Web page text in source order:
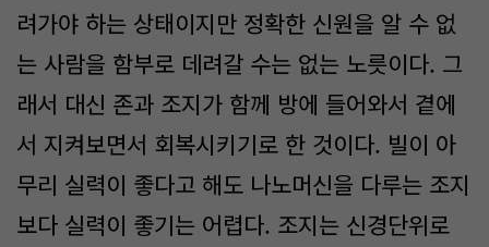
려가야 하는 상태이지만 정확한 신원을 알 수 없
는 사람을 함부로 데려갈 수는 없는 노릇이다. 그
래서 대신 존과 조지가 함께 방에 들어와서 곁에
서 지켜보면서 회복시키기로 한 것이다. 빌이 아
무리 실력이 좋다고 해도 나노머신을 다루는 조지
보다 실력이 좋기는 어렵다. 조지는 신경단위로